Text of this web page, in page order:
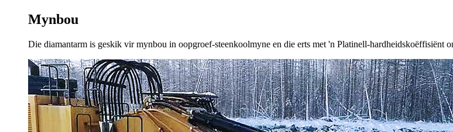
Mynbou
Die diamantarm is geskik vir mynbou in oopgroef-steenkoolmyne en die erts met 'n Platinell-hardheidskoëffisiënt